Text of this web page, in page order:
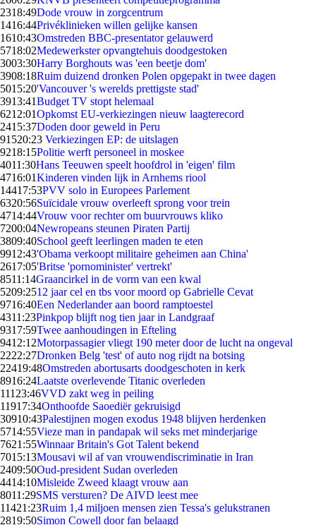
2318:49Dode vrouw in zorgcentrum
1416:44Privéklinieken willen gelijke kansen
1610:43Omstreden BBC-presentator gelauwerd
5718:02Medewerkster opvangtehuis doodgestoken
3003:30Harry Borghouts was 'een beetje dom'
3908:18Ruim duizend dronken Polen opgepakt in twee dagen
5015:20'Vancouver 's werelds prettigste stad'
3913:41Budget TV stopt helemaal
6212:01Opkomst EU-verkiezingen nieuw laagterecord
2415:37Doden door geweld in Peru
91520:23 Verkiezingen EP: de uitslagen
9218:15Politie werft personeel in moskee
4011:30Hans Teeuwen speelt hoofdrol in 'eigen' film
4716:01Kinderen vinden lijk in Arnhems riool
14417:53PVV solo in Europees Parlement
6320:56Suïcidale vrouw overleeft sprong voor trein
4714:44Vrouw voor rechter om buurvrouws kliko
7200:04Newropeans steunen Piraten Partij
3809:40School geeft leerlingen maden te eten
9912:43'Obama verkoopt militaire geheimen aan China'
2617:05'Britse 'pornominister' vertrekt'
8511:14Graancirkel in de vorm van een kwal
5209:2512 jaar cel en tbs voor moord op Gabrielle Cevat
9716:40Een Nederlander aan boord ramptoestel
4311:23Pinkpop blijft nog tien jaar in Landgraaf
9317:59Twee aanhoudingen in Efteling
9412:12Motorpassagier vliegt 190 meter door de lucht na ongeval
2222:27Dronken Belg 'test' of auto nog rijdt na botsing
22419:48Omstreden abortusarts doodgeschoten in kerk
8916:24Laatste overlevende Titanic overleden
111 23:46VVD zakt weg in peiling
11917:34Onthoofde Saoediër gekruisigd
30910:43Palestijnen mogen exodus 1948 blijven herdenken
5714:55Vieze man in pandapak wil seks met minderjarige
7621:55Winnaar Britain's Got Talent bekend
7015:13Mousavi wil af van vrouwendiscriminatie in Iran
2409:50Oud-president Sudan overleden
4414:10Misleide Zweed klaagt vrouw aan
8011:29SMS versturen? De AIVD leest mee
11421:23Ruim 1,4 miljoen mensen zien Tessa's gelukstranen
2819:50Simon Cowell door fan belaagd